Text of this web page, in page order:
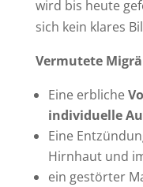
wird bis heute
sich kein klares
Vermutete
Eine erbliche
individuelle
Eine
Hirnhaut und
ein gestörter